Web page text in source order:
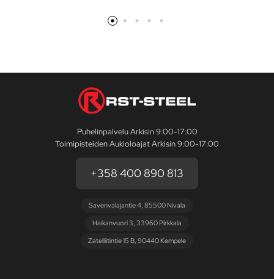
Puhelinpalvelu Arkisin 9:00-17:00
Toimipisteiden Aukioloajat Arkisin 9:00-17:00
+358 400 890 813
Savenvalajantie 4, 85500 Nivala
Haikanvuori 3, 33960 Pirkkala
Zatelliitintie 15 B, 90440 Kempele